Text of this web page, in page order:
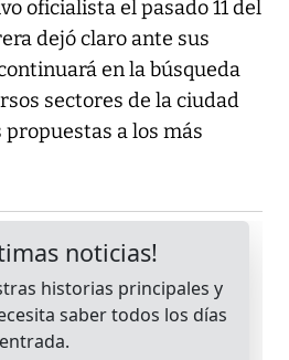
oficialista el pasado 11 del
dejó claro ante sus
en la búsqueda
sectores de la ciudad
a los más